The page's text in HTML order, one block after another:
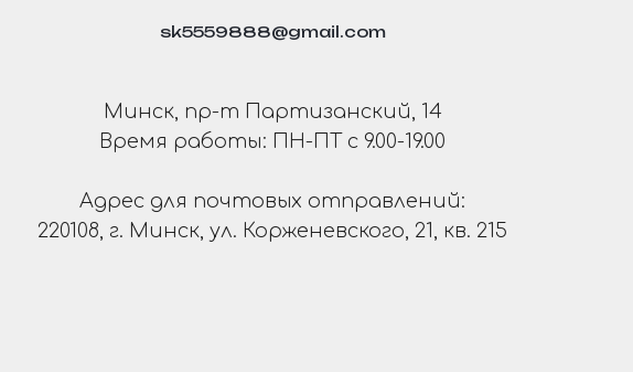
sk5559888@gmail.com
Минск, пр-т Партизанский, 14
Время работы: ПН-ПТ с 9.00-19.00
Адрес для почтовых отправлений:
220108, г. Минск, ул. Корженевского, 21, кв. 215